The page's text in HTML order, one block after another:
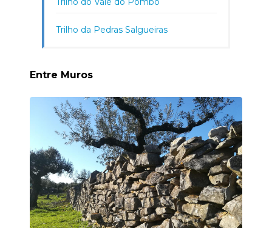
Trilho da Pedras Salgueiras
Entre Muros